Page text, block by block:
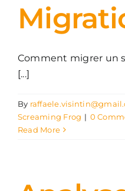
Comment migrer un
[...]
By
Screaming Frog | 0
Read More